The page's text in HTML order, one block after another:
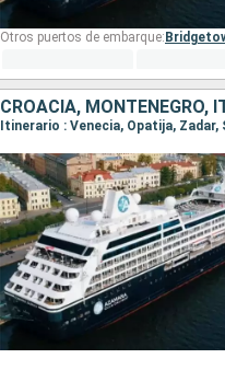
Otros puertos de embarque:
CROACIA, MONTENEGRO,
Itinerario : Venecia, Opatija,